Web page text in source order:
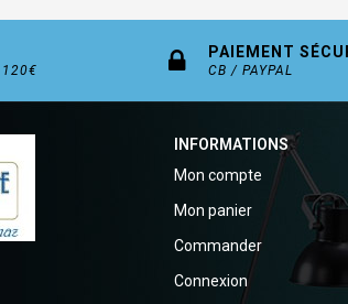
120€
PAIEMENT
CB / PAYPAL
INFORMATIONS
Mon compte
Mon panier
Commander
Connexion